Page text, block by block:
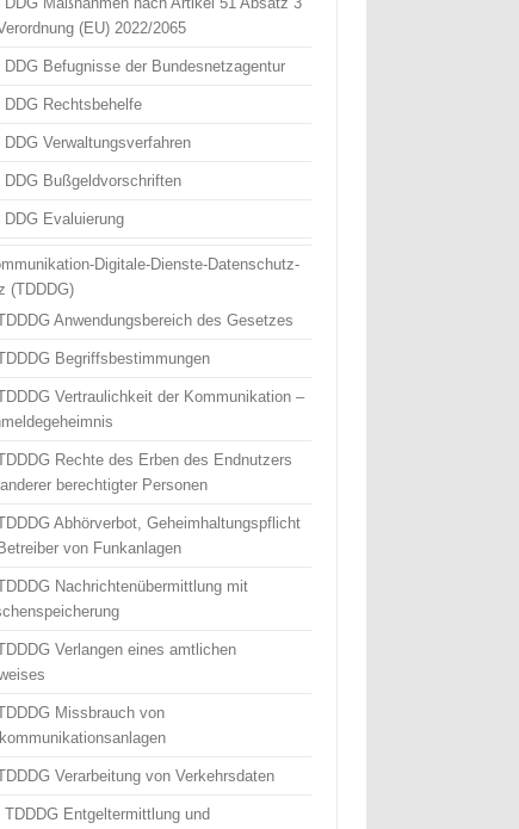
(EU) 2022/2065
DDG Befugnisse der Bundesnetzagentur
DDG Rechtsbehelfe
DDG Verwaltungsverfahren
DDG Bußgeldvorschriften
DDG Evaluierung
Digitale-Dienste-Datenschutz-
(TDDDG)
Anwendungsbereich des Gesetzes
Begriffsbestimmungen
Vertraulichkeit der Kommunikation –
Rechte des Erben des Endnutzers
berechtigter Personen
Abhörverbot, Geheimhaltungspflicht
von Funkanlagen
Nachrichtenübermittlung mit
Verlangen eines amtlichen
Missbrauch von
Verarbeitung von Verkehrsdaten
TDDDG Entgeltermittlung und